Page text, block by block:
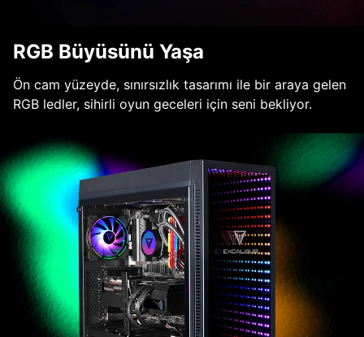
RGB Büyüsünü Yaşa
Ön cam yüzeyde, sınırsızlık tasarımı ile bir araya gelen
RGB ledler, sihirli oyun geceleri için seni bekliyor.